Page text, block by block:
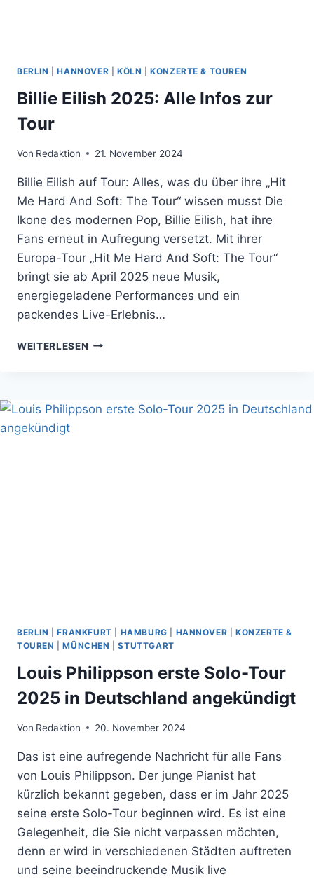
BERLIN |HANNOVER KÖLN |KONZERTE & TOUREN
Billie Eilish 2025: Alle Infos zur
Tour
Von Redaktion 21. November 2024
Billie Eilish auf Tour: Alles, was du über ihre „Hit
Me Hard And Soft: The Tour“ wissen musst Die
Ikone des modernen Pop, Billie Eilish, hat ihre
Fans erneut in Aufregung versetzt. Mit ihrer
Europa-Tour „Hit Me Hard And Soft: The Tour“
bringt sie ab April 2025 neue Musik,
energiegeladene Performances und ein
packendes Live-Erlebnis…
WEITERLESEN BILLIE
ZUR
BERLIN |FRANKFURT HAMBURG HANNOVER |KONZERTE &
TOUREN
|MÜNCHEN |STUTTGART
Louis Philippson erste Solo-Tour
2025 in Deutschland angekündigt
Von Redaktion 20. November 2024
Das ist eine aufregende Nachricht für alle Fans
von Louis Philippson. Der junge Pianist hat
kürzlich bekannt gegeben, dass er im Jahr 2025
seine erste Solo-Tour beginnen wird. Es ist eine
Gelegenheit, die Sie nicht verpassen möchten,
denn er wird in verschiedenen Städten auftreten
und seine beeindruckende Musik live